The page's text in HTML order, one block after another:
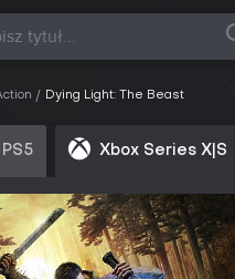
Dying Light: The Beast
PS5 Xbox Series X|S